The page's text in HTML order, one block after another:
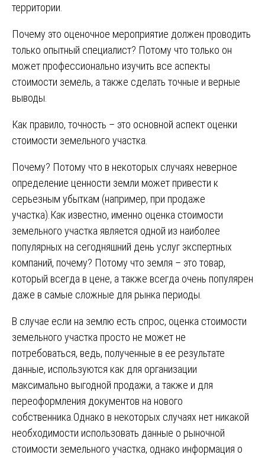
территории.
Почему это оценочное мероприятие должен проводить
только опытный специалист? Потому что только он
может профессионально изучить все аспекты
стоимости земель, а также сделать точные и верные
выводы.
Как правило, точность – это основной аспект оценки
стоимости земельного участка.
Почему? Потому что в некоторых случаях неверное
определение ценности земли может привести к
серьезным убыткам (например, при продаже
участка).Как известно, именно оценка стоимости
земельного участка является одной из наиболее
популярных на сегодняшний день услуг экспертных
компаний, почему? Потому что земля – это товар,
который всегда в цене, а также всегда очень популярен
даже в самые сложные для рынка периоды.
В случае если на землю есть спрос, оценка стоимости
земельного участка просто не может не
потребоваться, ведь, полученные в ее результате
данные, используются как для организации
максимально выгодной продажи, а также и для
переоформления документов на нового
собственника.Однако в некоторых случаях нет никакой
необходимости использовать данные о рыночной
стоимости земельного участка, однако информация о